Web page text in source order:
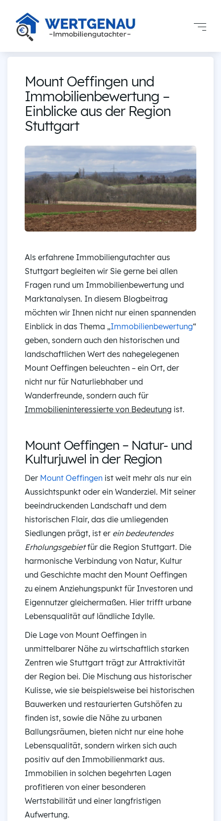
Mount Oeffingen und
Immobilienbewertung –
Einblicke aus der Region
Stuttgart
Als erfahrene Immobiliengutachter aus
Stuttgart begleiten wir Sie gerne bei allen
Fragen rund um Immobilienbewertung und
Marktanalysen. In diesem Blogbeitrag
möchten wir Ihnen nicht nur einen spannenden
Einblick in das Thema „Immobilienbewertung“
geben, sondern auch den historischen und
landschaftlichen Wert des nahegelegenen
Mount Oeffingen beleuchten – ein Ort, der
nicht nur für Naturliebhaber und
Wanderfreunde, sondern auch für
Immobilieninteressierte von Bedeutung ist.
Mount Oeffingen – Natur- und
Kulturjuwel in der Region
Der Mount Oeffingen ist weit mehr als nur ein
Aussichtspunkt oder ein Wanderziel. Mit seiner
beeindruckenden Landschaft und dem
historischen Flair, das die umliegenden
Siedlungen prägt, ist er ein bedeutendes
Erholungsgebietfür die Region Stuttgart. Die
harmonische Verbindung von Natur, Kultur
und Geschichte macht den Mount Oeffingen
zu einem Anziehungspunkt für Investoren und
Eigennutzer gleichermaßen. Hier trifft urbane
Lebensqualität auf ländliche Idylle.
Die Lage von Mount Oeffingen in
unmittelbarer Nähe zu wirtschaftlich starken
Zentren wie Stuttgart trägt zur Attraktivität
der Region bei. Die Mischung aus historischer
Kulisse, wie sie beispielsweise bei historischen
Bauwerken und restaurierten Gutshöfen zu
finden ist, sowie die Nähe zu urbanen
Ballungsräumen, bieten nicht nur eine hohe
Lebensqualität, sondern wirken sich auch
positiv auf den Immobilienmarkt aus.
Immobilien in solchen begehrten Lagen
profitieren von einer besonderen
Wertstabilität und einer langfristigen
Aufwertung.